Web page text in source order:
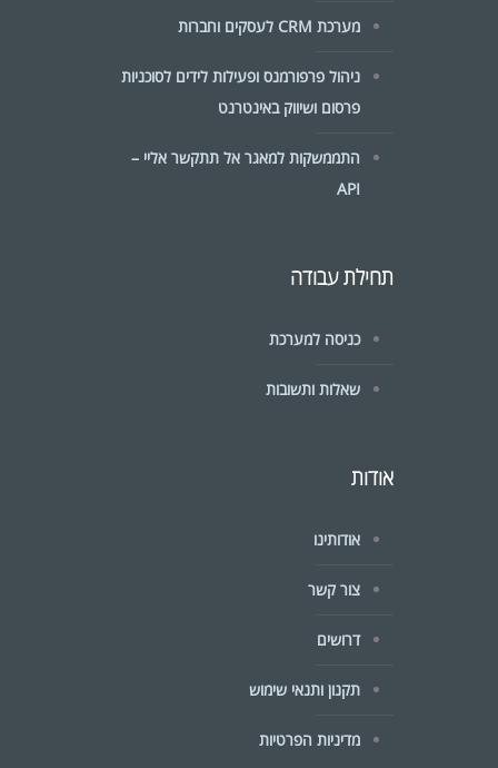
מערכת CRM לעסקים וחברות
ניהול פרפורמנס ופעילות לידים לסוכניות
פרסום ושיווק באינטרנט
התממשקות למאגר אל תתקשר אליי –
API
תחילת עבודה
כניסה למערכת
שאלות ותשובות
אודות
אודותינו
צור קשר
דרושים
תקנון ותנאי שימוש
מדיניות הפרטיות